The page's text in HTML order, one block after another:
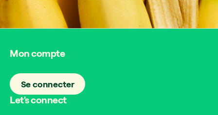
Mon compte
Se connecter
Let's connect